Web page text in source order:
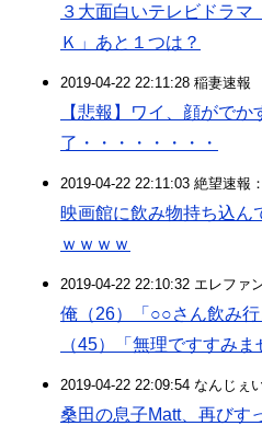
３大面白いテレビドラマ
Ｋ」あと１つは？
2019-04-22 22:11:28 稲妻速報
【悲報】ワイ、顔がでか
了・・・・・・・・
2019-04-22 22:11:03 絶望速報
映画館に飲み物持ち込ん
ｗｗｗｗ
2019-04-22 22:10:32 エレファ
俺（26）「○○さん飲み
（45）「無理ですすみま
2019-04-22 22:09:54 なんじぇ
桑田の息子Matt、再びす